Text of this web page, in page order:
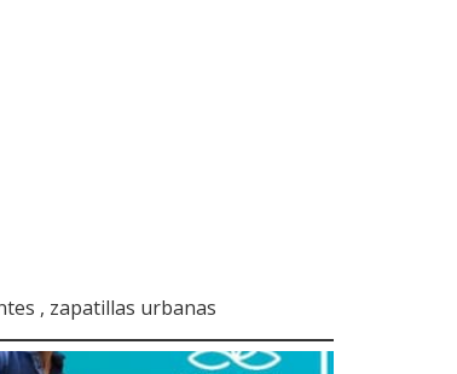
, zapatillas urbanas